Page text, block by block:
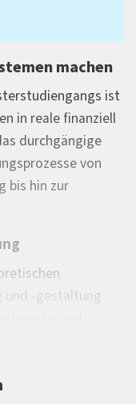
machen
ist
in reale finanziell
durchgängige
von
bis hin zur
und -gestaltung
werden.